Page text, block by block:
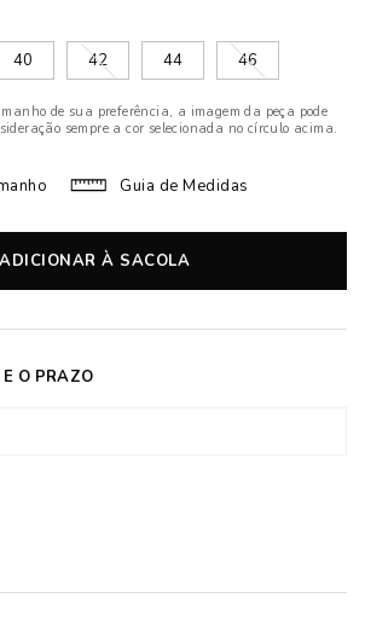
40 42 44 46
de sua preferência, a imagem da peça pode
sempre a cor selecionada no círculo acima.
Guia de Medidas
ADICIONAR À SACOLA